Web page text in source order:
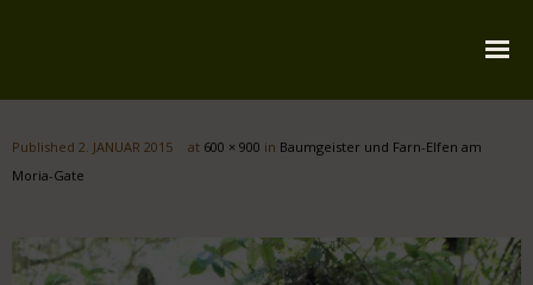
Über mich
Widmung
Published 2. JANUAR 2015 at 600 × 900 in Baumgeister und Farn-Elfen am
Moria-Gate